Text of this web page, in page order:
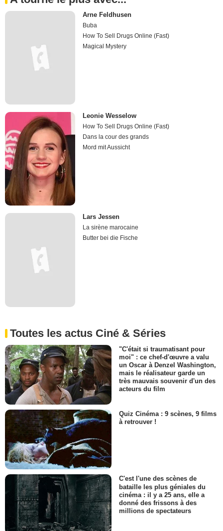
Arne Feldhusen
Buba
How To Sell Drugs Online (Fast)
Magical Mystery
Leonie Wesselow
How To Sell Drugs Online (Fast)
Dans la cour des grands
Mord mit Aussicht
Lars Jessen
La sirène marocaine
Butter bei die Fische
Toutes les actus Ciné & Séries
"C'était si traumatisant pour
moi" : ce chef-d'œuvre a valu
un Oscar à Denzel Washington,
mais le réalisateur garde un
très mauvais souvenir d'un des
acteurs du film
Quiz Cinéma : 9 scènes, 9 films
à retrouver !
C'est l'une des scènes de
bataille les plus géniales du
cinéma : il y a 25 ans, elle a
donné des frissons à des
millions de spectateurs